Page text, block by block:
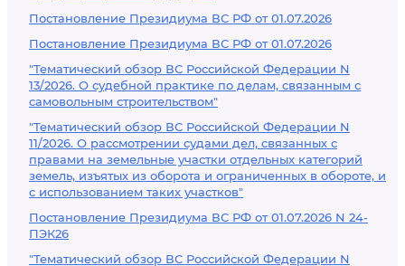
Постановление Президиума ВС РФ от 01.07.2026
Постановление Президиума ВС РФ от 01.07.2026
"Тематический обзор ВС Российской Федерации N
13/2026. О судебной практике по делам, связанным с
самовольным строительством"
"Тематический обзор ВС Российской Федерации N
11/2026. О рассмотрении судами дел, связанных с
правами на земельные участки отдельных категорий
земель, изъятых из оборота и ограниченных в обороте, и
с использованием таких участков"
Постановление Президиума ВС РФ от 01.07.2026 N 24-
ПЭК26
"Тематический обзор ВС Российской Федерации N